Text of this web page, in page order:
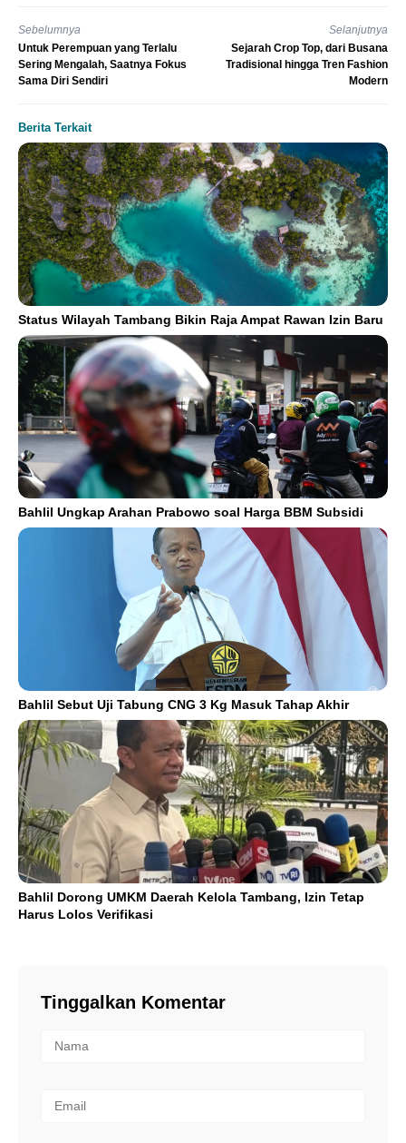
Sebelumnya
Untuk Perempuan yang Terlalu
Sering Mengalah, Saatnya Fokus
Sama Diri Sendiri
Selanjutnya
Sejarah Crop Top, dari Busana
Tradisional hingga Tren Fashion
Modern
Berita Terkait
Status Wilayah Tambang Bikin Raja Ampat Rawan Izin Baru
Bahlil Ungkap Arahan Prabowo soal Harga BBM Subsidi
Bahlil Sebut Uji Tabung CNG 3 Kg Masuk Tahap Akhir
Bahlil Dorong UMKM Daerah Kelola Tambang, Izin Tetap
Harus Lolos Verifikasi
Tinggalkan Komentar